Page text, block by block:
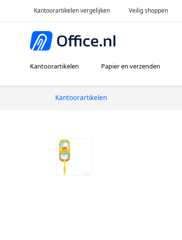
Kantoorartikelen vergelijken Veilig shoppen
Kantoorartikelen Papier en verzenden
Kantoorartikelen